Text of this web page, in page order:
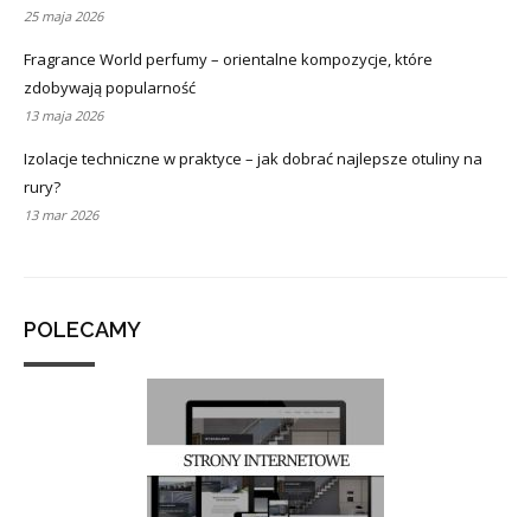
25 maja 2026
Fragrance World perfumy – orientalne kompozycje, które
zdobywają popularność
13 maja 2026
Izolacje techniczne w praktyce – jak dobrać najlepsze otuliny na
rury?
13 mar 2026
POLECAMY